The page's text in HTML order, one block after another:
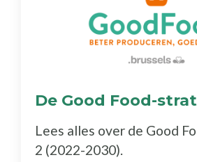
De Good Food-
Lees alles over de Good
2 (2022-2030).